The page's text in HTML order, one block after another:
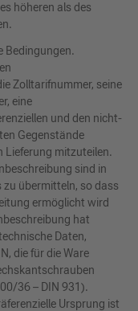
höheren als des
Bedingungen.
Zolltarifnummer, seine
eine
und den nicht-
Gegenstände
Lieferung mitzuteilen.
sind in
übermitteln, so dass
ermöglicht wird
hat
Daten,
die für die Ware
36 – DIN 931).
Ursprung ist